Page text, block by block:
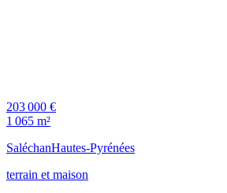
203 000 €
1 065 m²
SaléchanHautes-Pyrénées
terrain et maison